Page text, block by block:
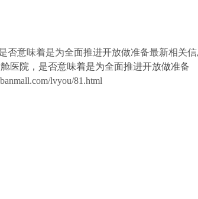
否意味着是为全面推进开放做准备最新相关信
医院，是否意味着是为全面推进开放做准备
lvyou/81.html